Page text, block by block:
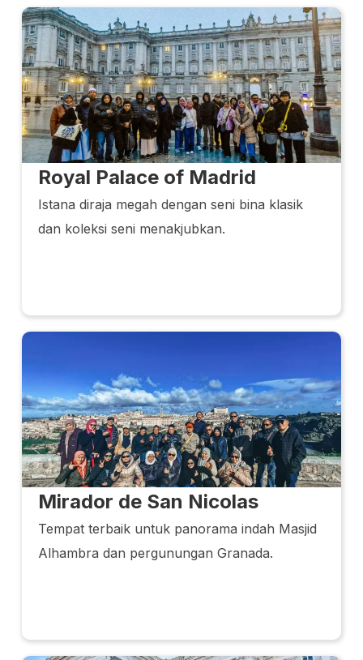
Royal Palace of Madrid
Istana diraja megah dengan seni bina klasik
dan koleksi seni menakjubkan.
Mirador de San Nicolas
Tempat terbaik untuk panorama indah Masjid
Alhambra dan pergunungan Granada.